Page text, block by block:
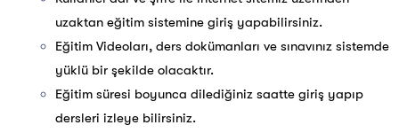
uzaktan eğitim sistemine giriş yapabilirsiniz.
Eğitim Videoları, ders dokümanları ve sınavınız sistemde
yüklü bir şekilde olacaktır.
Eğitim süresi boyunca dilediğiniz saatte giriş yapıp
dersleri izleye bilirsiniz.